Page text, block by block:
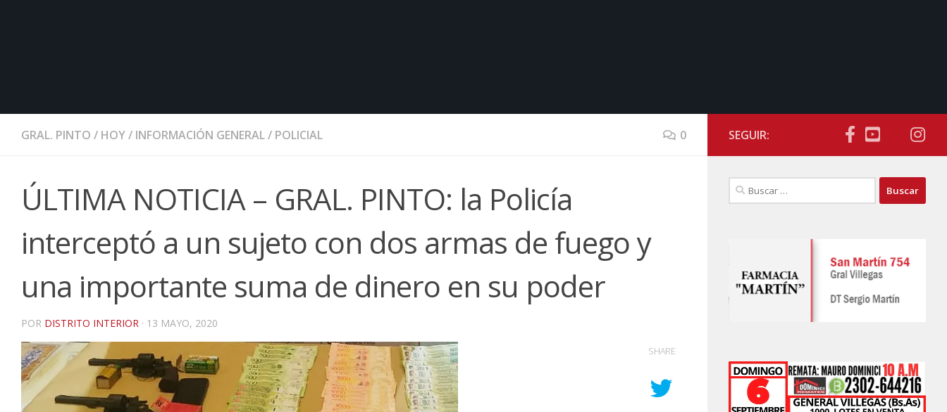
GRAL. PINTO / HOY/ INFORMACIÓN GENERAL/ POLICIAL 0
ÚLTIMA NOTICIA – GRAL. PINTO: la Policía
interceptó a un sujeto con dos armas de fuego y
una importante suma de dinero en su poder
POR DISTRITO INTERIOR · 13 MAYO, 2020
SHARE
SEGUIR:
Buscar: